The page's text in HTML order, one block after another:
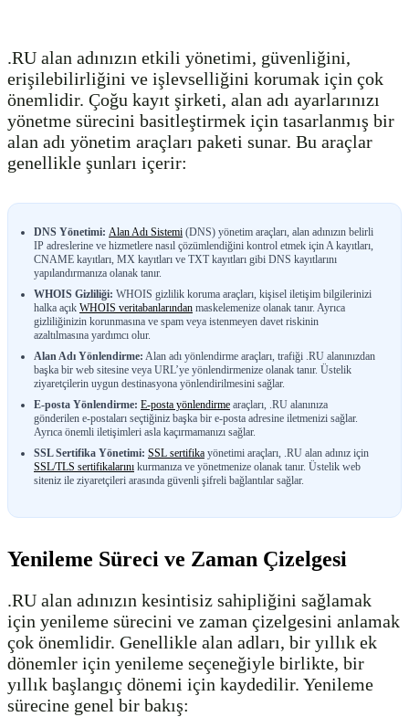
.RU alan adınızın etkili yönetimi, güvenliğini,
erişilebilirliğini ve işlevselliğini korumak için çok
önemlidir. Çoğu kayıt şirketi, alan adı ayarlarınızı
yönetme sürecini basitleştirmek için tasarlanmış bir
alan adı yönetim araçları paketi sunar. Bu araçlar
genellikle şunları içerir:
DNS Yönetimi: Alan Adı Sistemi (DNS) yönetim araçları, alan adınızın belirli
IP adreslerine ve hizmetlere nasıl çözümlendiğini kontrol etmek için A kayıtları,
CNAME kayıtları, MX kayıtları ve TXT kayıtları gibi DNS kayıtlarını
yapılandırmanıza olanak tanır.
WHOIS Gizliliği: WHOIS gizlilik koruma araçları, kişisel iletişim bilgilerinizi
halka açık WHOIS veritabanlarından maskelemenize olanak tanır. Ayrıca
gizliliğinizin korunmasına ve spam veya istenmeyen davet riskinin
azaltılmasına yardımcı olur.
Alan Adı Yönlendirme: Alan adı yönlendirme araçları, trafiği .RU alanınızdan
başka bir web sitesine veya URL’ye yönlendirmenize olanak tanır. Üstelik
ziyaretçilerin uygun destinasyona yönlendirilmesini sağlar.
E-posta Yönlendirme: E-posta yönlendirme araçları, .RU alanınıza
gönderilen e-postaları seçtiğiniz başka bir e-posta adresine iletmenizi sağlar.
Ayrıca önemli iletişimleri asla kaçırmamanızı sağlar.
SSL Sertifika Yönetimi: SSL sertifika yönetimi araçları, .RU alan adınız için
SSL/TLS sertifikalarını kurmanıza ve yönetmenize olanak tanır. Üstelik web
siteniz ile ziyaretçileri arasında güvenli şifreli bağlantılar sağlar.
Yenileme Süreci ve Zaman Çizelgesi
.RU alan adınızın kesintisiz sahipliğini sağlamak
için yenileme sürecini ve zaman çizelgesini anlamak
çok önemlidir. Genellikle alan adları, bir yıllık ek
dönemler için yenileme seçeneğiyle birlikte, bir
yıllık başlangıç ​​dönemi için kaydedilir. Yenileme
sürecine genel bir bakış: